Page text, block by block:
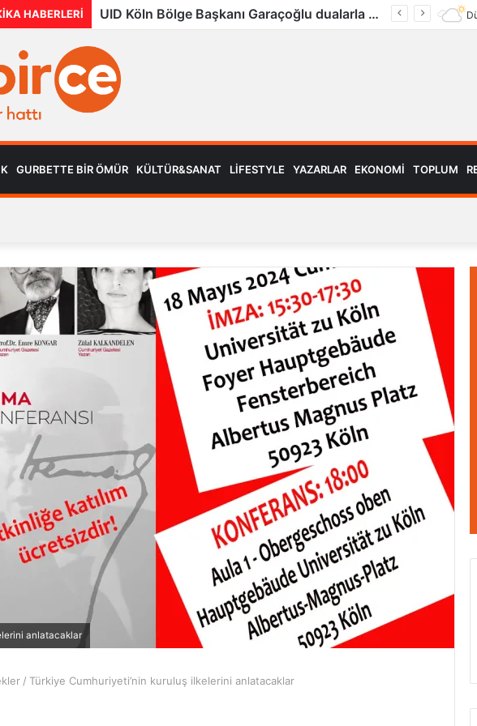
HABERLERI
GURBETTE BIR ÖMÜR KÜLTÜR&SANAT LIFESTYLE YAZARLAR EKONOMI TOPLUM
anlatacaklar
/ Türkiye Cumhuriyeti’nin kuruluş ilkelerini anlatacaklar